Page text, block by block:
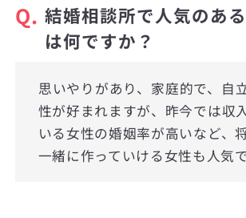
Q. 結婚相談所で人気のあ
は何ですか？
思いやりがあり、家庭的で、自
性が好まれますが、昨今では収
いる女性の婚姻率が高いなど、
一緒に作っていける女性も人気で